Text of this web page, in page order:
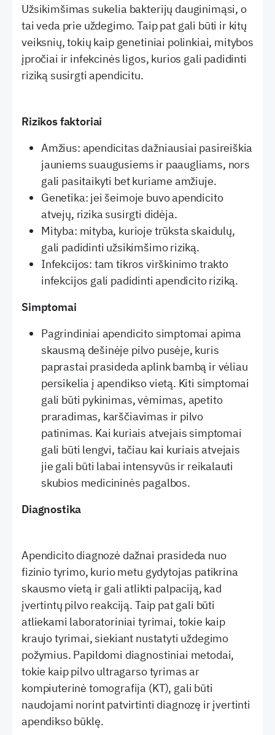
Užsikimšimas sukelia bakterijų dauginimąsi, o
tai veda prie uždegimo. Taip pat gali būti ir kitų
veiksnių, tokių kaip genetiniai polinkiai, mitybos
įpročiai ir infekcinės ligos, kurios gali padidinti
riziką susirgti apendicitu.
Rizikos faktoriai
Amžius: apendicitas dažniausiai pasireiškia
jauniems suaugusiems ir paaugliams, nors
gali pasitaikyti bet kuriame amžiuje.
Genetika: jei šeimoje buvo apendicito
atvejų, rizika susirgti didėja.
Mityba: mityba, kurioje trūksta skaidulų,
gali padidinti užsikimšimo riziką.
Infekcijos: tam tikros virškinimo trakto
infekcijos gali padidinti apendicito riziką.
Simptomai
Pagrindiniai apendicito simptomai apima
skausmą dešinėje pilvo pusėje, kuris
paprastai prasideda aplink bambą ir vėliau
persikelia į apendikso vietą. Kiti simptomai
gali būti pykinimas, vėmimas, apetito
praradimas, karščiavimas ir pilvo
patinimas. Kai kuriais atvejais simptomai
gali būti lengvi, tačiau kai kuriais atvejais
jie gali būti labai intensyvūs ir reikalauti
skubios medicininės pagalbos.
Diagnostika
Apendicito diagnozė dažnai prasideda nuo
fizinio tyrimo, kurio metu gydytojas patikrina
skausmo vietą ir gali atlikti palpaciją, kad
įvertintų pilvo reakciją. Taip pat gali būti
atliekami laboratoriniai tyrimai, tokie kaip
kraujo tyrimai, siekiant nustatyti uždegimo
požymius. Papildomi diagnostiniai metodai,
tokie kaip pilvo ultragarso tyrimas ar
kompiuterinė tomografija (KT), gali būti
naudojami norint patvirtinti diagnozę ir įvertinti
apendikso būklę.